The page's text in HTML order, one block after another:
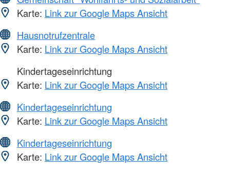
Karte: Link zur Google Maps Ansicht
Hausnotrufzentrale
Karte: Link zur Google Maps Ansicht
Kindertageseinrichtung
Karte: Link zur Google Maps Ansicht
Kindertageseinrichtung
Karte: Link zur Google Maps Ansicht
Kindertageseinrichtung
Karte: Link zur Google Maps Ansicht